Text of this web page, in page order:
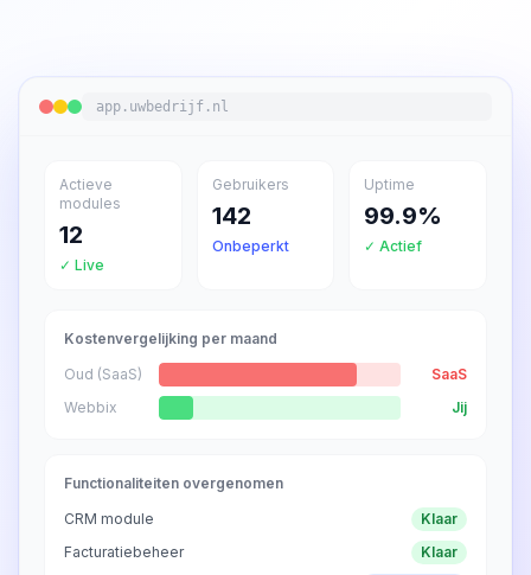
app.uwbedrijf.nl
Actieve
modules
12
✓ Live
Gebruikers
142
Onbeperkt
Uptime
99.9%
✓ Actief
Kostenvergelijking per maand
Oud (SaaS)
SaaS
Webbix
Jij
Functionaliteiten overgenomen
CRM module
Klaar
Facturatiebeheer
Klaar